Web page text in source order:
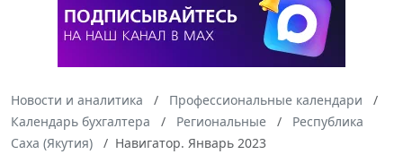
Новости и аналитика
Профессиональные календари
Календарь бухгалтера
Региональные
Республика
Саха (Якутия)
Навигатор. Январь 2023